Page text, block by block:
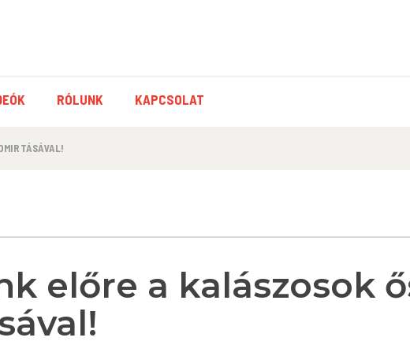
RÓLUNK KAPCSOLAT
előre a kalászosok